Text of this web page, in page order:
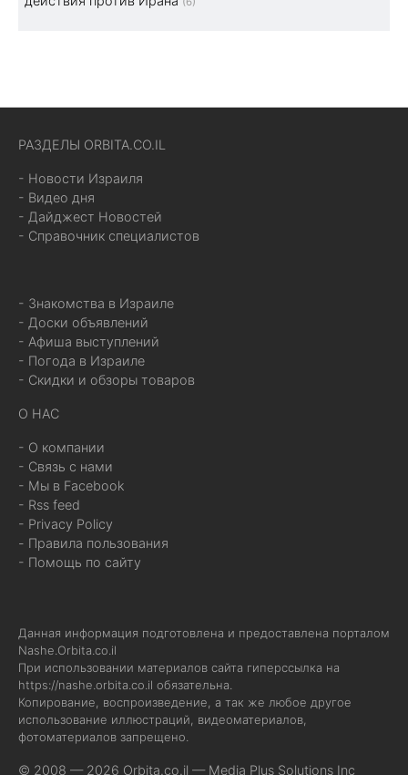
РАЗДЕЛЫ ORBITA.CO.IL
- Новости Израиля
- Видео дня
- Дайджест Новостей
- Справочник специалистов
- Знакомства в Израиле
- Доски объявлений
- Афиша выступлений
- Погода в Израиле
- Скидки и обзоры товаров
О НАС
- О компании
- Связь с нами
- Мы в Facebook
- Rss feed
- Privacy Policy
- Правила пользования
- Помощь по сайту
Данная информация подготовлена и предоставлена порталом
Nashe.Orbita.co.il
При использовании материалов сайта гиперссылка на
https://nashe.orbita.co.il обязательна.
Копирование, воспроизведение, а так же любое другое
использование иллюстраций, видеоматериалов,
фотоматериалов запрещено.
© 2008 — 2026 Orbita.co.il — Media Plus Solutions Inc